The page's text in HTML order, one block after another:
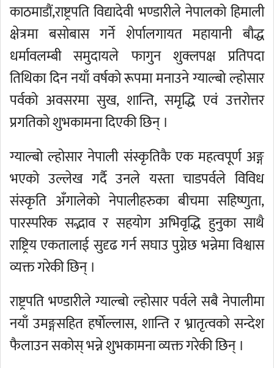
काठमाडौं,राष्ट्रपति विद्यादेवी भण्डारीले नेपालको हिमाली
क्षेत्रमा बसोबास गर्ने शेर्पालगायत महायानी बौद्ध
धर्मावलम्बी समुदायले फागुन शुक्लपक्ष प्रतिपदा
तिथिका दिन नयाँ वर्षको रूपमा मनाउने ग्याल्बो ल्होसार
पर्वको अवसरमा सुख, शान्ति, समृद्धि एवं उत्तरोत्तर
प्रगतिको शुभकामना दिएकी छिन् ।
ग्याल्बो ल्होसार नेपाली संस्कृतिकै एक महत्वपूर्ण अङ्ग
भएको उल्लेख गर्दै उनले यस्ता चाडपर्वले विविध
संस्कृति अँगालेको नेपालीहरुका बीचमा सहिष्णुता,
पारस्परिक सद्भाव र सहयोग अभिवृद्धि हुनुका साथै
राष्ट्रिय एकतालाई सुदृढ गर्न सघाउ पुग्नेछ भन्नेमा विश्वास
व्यक्त गरेकी छिन् ।
राष्ट्रपति भण्डारीले ग्याल्बो ल्होसार पर्वले सबै नेपालीमा
नयाँ उमङ्गसहित हर्षाेल्लास, शान्ति र भ्रातृत्वको सन्देश
फैलाउन सकोस् भन्ने शुभकामना व्यक्त गरेकी छिन् ।